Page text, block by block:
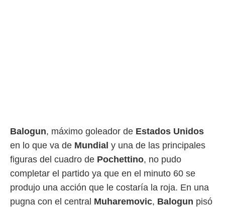
el sitio
se
para
ni para
o
Balogun, máximo goleador de Estados Unidos
en lo que va de Mundial y una de las principales
figuras del cuadro de Pochettino, no pudo
completar el partido ya que en el minuto 60 se
produjo una acción que le costaría la roja. En una
pugna con el central Muharemovic, Balogun pisó